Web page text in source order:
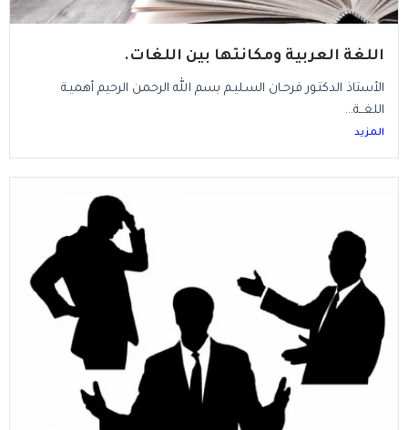
اللغة العربية ومكانتها بين اللغات.
الأستاذ الدكتـور فرحـان السـليـم بسم الله الرحمن الرحيم أهميـة
اللغــة...
المزيد